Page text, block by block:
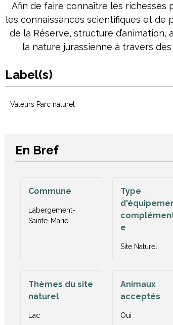
Afin de faire connaître les richesses
les connaissances scientifiques et de
de la Réserve, structure
la nature jurassienne à travers
Label(s)
Valeurs Parc naturel
En Bref
Commune
Labergement-
Sainte-Marie
Type
e
Site Naturel
Thèmes du site
naturel
Lac
Animaux
acceptés
Oui